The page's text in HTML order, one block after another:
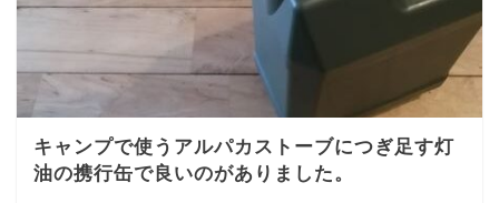
キャンプで使うアルパカストーブにつぎ足す灯
油の携行缶で良いのがありました。